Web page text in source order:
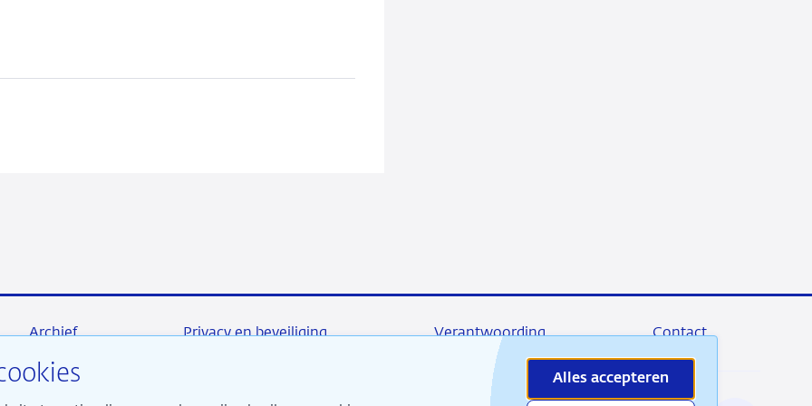
Alles accepteren
Archief Privacy en beveiliging Verantwoording Contact